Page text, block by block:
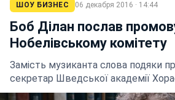
ШОУ БИЗНЕС 06 декабря 2016 · 14:44
Боб Ділан послав
Нобелівському комітету
Замість музиканта слова подяки
секретар Шведської академії